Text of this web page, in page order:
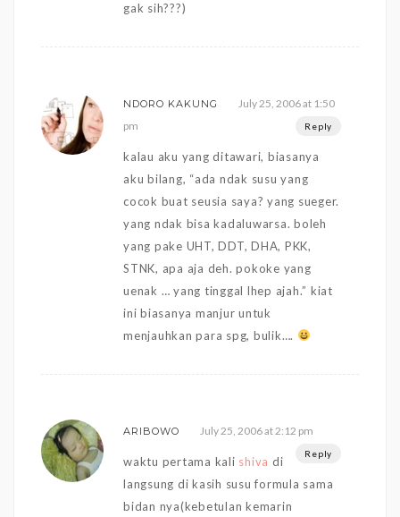
gak sih???)
NDORO KAKUNG
July 25, 2006 at 1:50
pm
Reply
kalau aku yang ditawari, biasanya
aku bilang, “ada ndak susu yang
cocok buat seusia saya? yang sueger.
yang ndak bisa kadaluwarsa. boleh
yang pake UHT, DDT, DHA, PKK,
STNK, apa aja deh. pokoke yang
uenak … yang tinggal lhep ajah.” kiat
ini biasanya manjur untuk
menjauhkan para spg, bulik….
ARIBOWO July 25, 2006 at 2:12 pm
Reply
waktu pertama kali shiva di
langsung di kasih susu formula sama
bidan nya(kebetulan kemarin